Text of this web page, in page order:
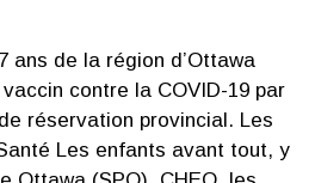
ans de la région d’Ottawa
contre la COVID-19 par
réservation provincial. Les
Les enfants avant tout, y